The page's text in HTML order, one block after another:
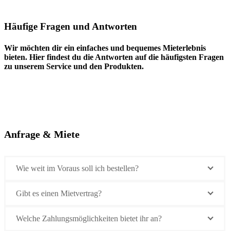
Häufige Fragen und Antworten
Wir möchten dir ein einfaches und bequemes Mieterlebnis
bieten. Hier findest du die Antworten auf die häufigsten Fragen
zu unserem Service und den Produkten.
Anfrage & Miete
Wie weit im Voraus soll ich bestellen?
Gibt es einen Mietvertrag?
Welche Zahlungsmöglichkeiten bietet ihr an?